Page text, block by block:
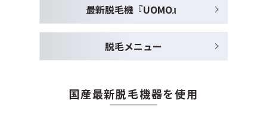
最新脱毛機『UOMO』
脱毛メニュー
国産最新脱毛機器を使用